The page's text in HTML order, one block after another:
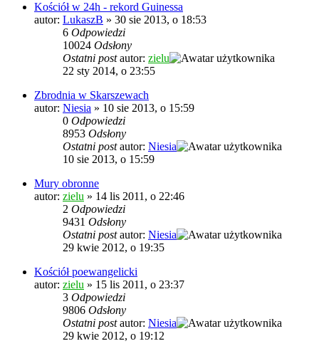
Kościół w 24h - rekord Guinessa
autor: LukaszB » 30 sie 2013, o 18:53
6 Odpowiedzi
10024 Odsłony
Ostatni postautor: zielu
22 sty 2014, o 23:55
Zbrodnia w Skarszewach
autor: Niesia » 10 sie 2013, o 15:59
0 Odpowiedzi
8953 Odsłony
Ostatni postautor: Niesia
10 sie 2013, o 15:59
Mury obronne
autor: zielu » 14 lis 2011, o 22:46
2 Odpowiedzi
9431 Odsłony
Ostatni postautor: Niesia
29 kwie 2012, o 19:35
Kościół poewangelicki
autor: zielu » 15 lis 2011, o 23:37
3 Odpowiedzi
9806 Odsłony
Ostatni postautor: Niesia
29 kwie 2012, o 19:12